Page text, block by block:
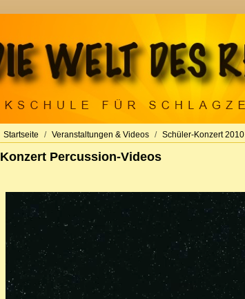
Startseite Veranstaltungen & Videos Schüler-Konzert 2010
Konzert Percussion-Videos